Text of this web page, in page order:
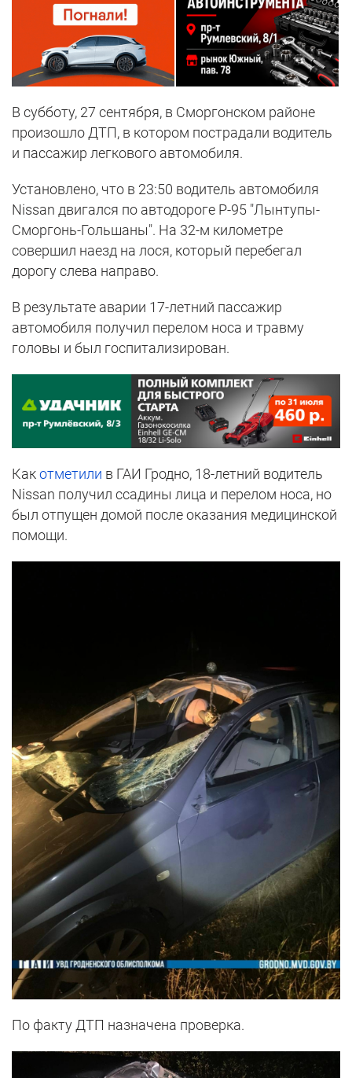
В субботу, 27 сентября, в Сморгонском районе
произошло ДТП, в котором пострадали водитель
и пассажир легкового автомобиля.
Установлено, что в 23:50 водитель автомобиля
Nissan двигался по автодороге Р-95 "Лынтупы-
Сморгонь-Гольшаны". На 32-м километре
совершил наезд на лося, который перебегал
дорогу слева направо.
В результате аварии 17-летний пассажир
автомобиля получил перелом носа и травму
головы и был госпитализирован.
Какотметили в ГАИ Гродно, 18-летний водитель
Nissan получил ссадины лица и перелом носа, но
был отпущен домой после оказания медицинской
помощи.
По факту ДТП назначена проверка.